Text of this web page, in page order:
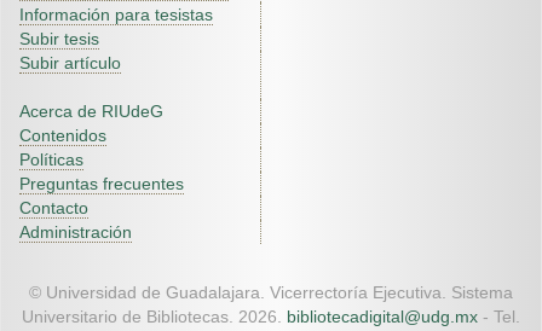
Información para tesistas
Subir tesis
Subir artículo
Acerca de RIUdeG
Contenidos
Políticas
Preguntas frecuentes
Contacto
Administración
© Universidad de Guadalajara. Vicerrectoría Ejecutiva. Sistema
Universitario de Bibliotecas. 2026. bibliotecadigital@udg.mx - Tel.